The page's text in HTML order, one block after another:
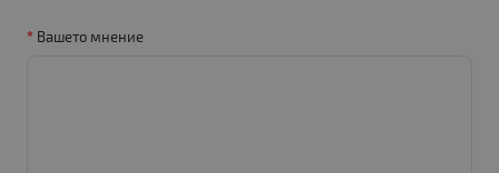
Вашето мнение